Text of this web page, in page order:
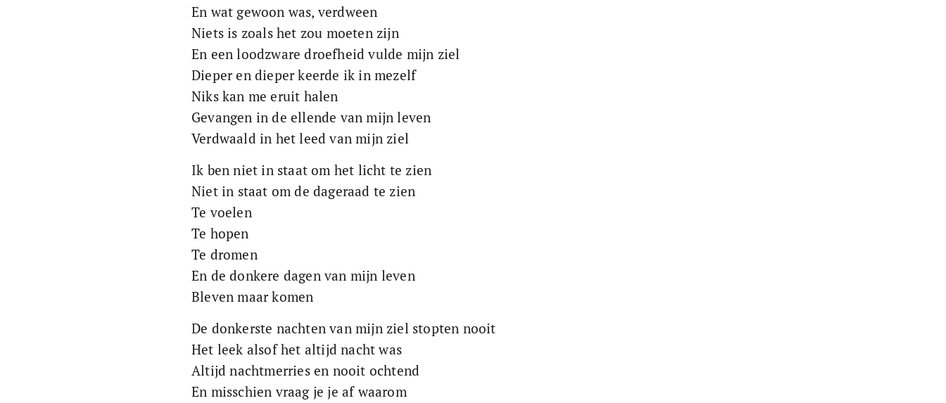
En wat gewoon was, verdween
Niets is zoals het zou moeten zijn
En een loodzware droefheid vulde mijn ziel
Dieper en dieper keerde ik in mezelf
Niks kan me eruit halen
Gevangen in de ellende van mijn leven
Verdwaald in het leed van mijn ziel
Ik ben niet in staat om het licht te zien
Niet in staat om de dageraad te zien
Te voelen
Te hopen
Te dromen
En de donkere dagen van mijn leven
Bleven maar komen
De donkerste nachten van mijn ziel stopten nooit
Het leek alsof het altijd nacht was
Altijd nachtmerries en nooit ochtend
En misschien vraag je je af waarom